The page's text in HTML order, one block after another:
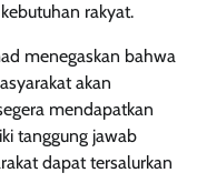
rakyat.
menegaskan bahwa
akan
mendapatkan
tanggung jawab
dapat tersalurkan